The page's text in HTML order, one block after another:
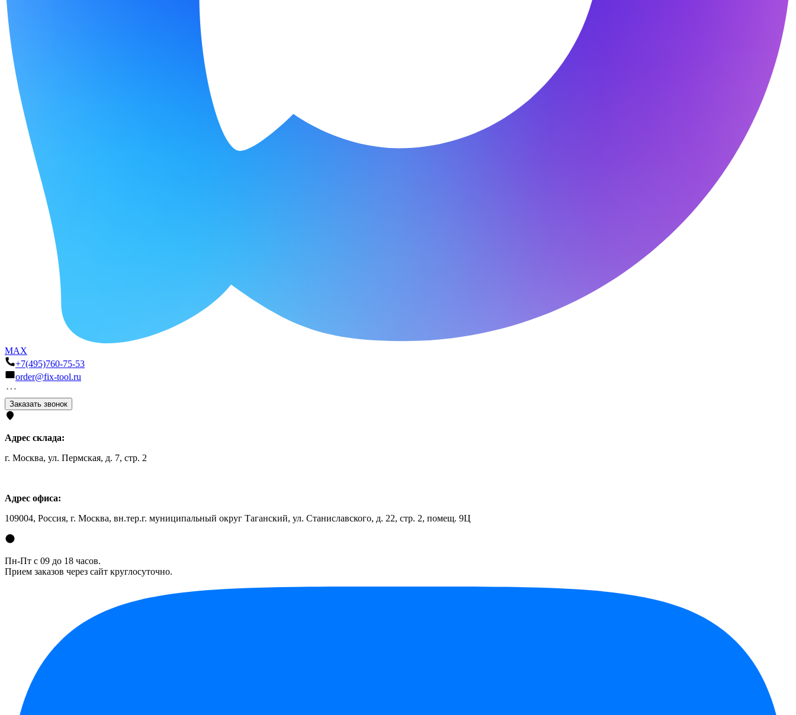
MAX
+7(495)760-75-53
order@fix-tool.ru
Заказать звонок
Адрес склада:
г. Москва, ул. Пермская, д. 7, стр. 2
Адрес офиса:
109004, Россия, г. Москва, вн.тер.г. муниципальный округ Таганский, ул. Станиславского, д. 22, стр. 2, помещ. 9Ц
Пн-Пт с 09 до 18 часов.
Прием заказов через сайт круглосуточно.